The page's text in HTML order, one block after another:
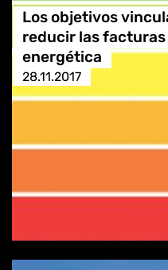
Los objetivos
reducir las facturas
energética
28.11.2017